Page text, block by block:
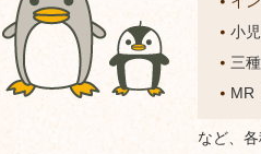
小
三
MR
など、